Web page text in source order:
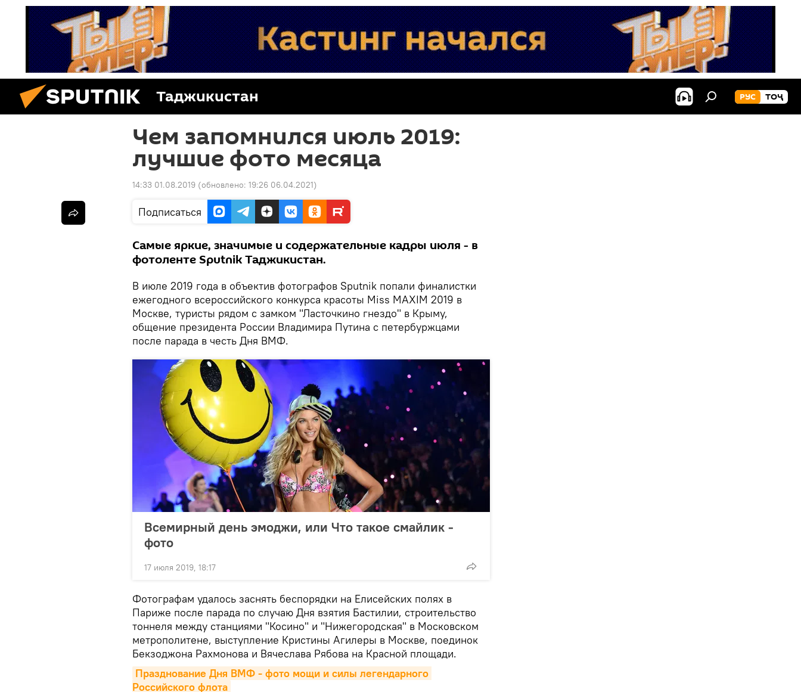
Таджикистан РУС ТОҶ
Чем запомнился июль 2019:
лучшие фото месяца
14:33 01.08.2019 (обновлено: 19:26 06.04.2021)
Подписаться
Самые яркие, значимые и содержательные кадры июля - в
фотоленте Sputnik Таджикистан.
В июле 2019 года в объектив фотографов Sputnik попали финалистки
ежегодного всероссийского конкурса красоты Miss MAXIM 2019 в
Москве, туристы рядом с замком "Ласточкино гнездо" в Крыму,
общение президента России Владимира Путина с петербуржцами
после парада в честь Дня ВМФ.
Всемирный день эмоджи, или Что такое смайлик -
фото
17 июля 2019, 18:17
Фотографам удалось заснять беспорядки на Елисейских полях в
Париже после парада по случаю Дня взятия Бастилии, строительство
тоннеля между станциями "Косино" и "Нижегородская" в Московском
метрополитене, выступление Кристины Агилеры в Москве, поединок
Бекзоджона Рахмонова и Вячеслава Рябова на Красной площади.
Празднование Дня ВМФ - фото мощи и силы легендарного
Российского флота